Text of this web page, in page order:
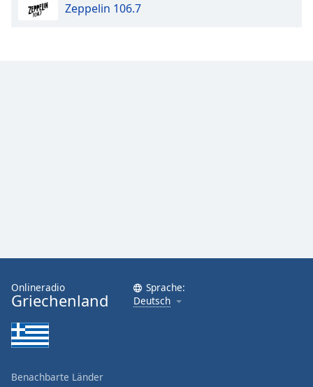
Reset
Done
Close
Modal
End
Zeppelin 106.7
Onlineradio
Griechenland
Sprache:
Deutsch
Benachbarte Länder